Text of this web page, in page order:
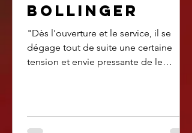
bollinger
"Dès l'ouverture et le service, il se
dégage tout de suite une certaine
tension et envie pressante de le